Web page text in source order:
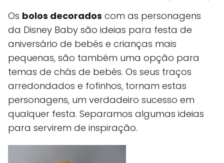
Os bolos decorados com as personagens
da Disney Baby são ideias para festa de
aniversário de bebés e crianças mais
pequenas, são também uma opção para
temas de chás de bebés. Os seus traços
arredondados e fofinhos, tornam estas
personagens, um verdadeiro sucesso em
qualquer festa. Separamos algumas ideias
para servirem de inspiração.